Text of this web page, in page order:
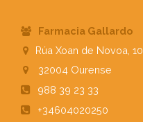
Farmacia Gallardo
Rúa Xoan de Novoa, 10
32004 Ourense
988 39 23 33
+34604020250